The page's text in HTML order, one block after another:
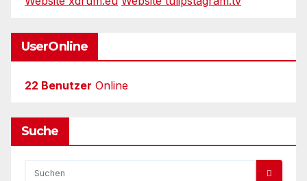
UserOnline
22 Benutzer Online
Suche